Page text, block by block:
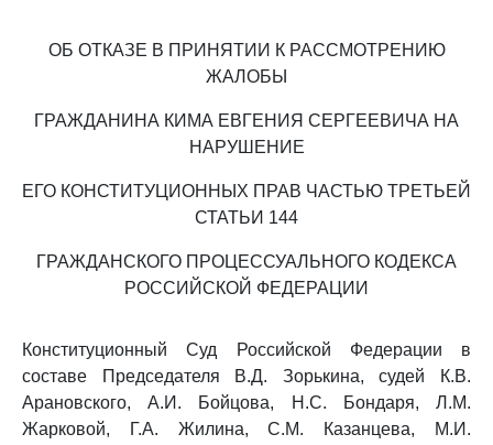
ОБ ОТКАЗЕ В ПРИНЯТИИ К РАССМОТРЕНИЮ
ЖАЛОБЫ
ГРАЖДАНИНА КИМА ЕВГЕНИЯ СЕРГЕЕВИЧА НА
НАРУШЕНИЕ
ЕГО КОНСТИТУЦИОННЫХ ПРАВ ЧАСТЬЮ ТРЕТЬЕЙ
СТАТЬИ 144
ГРАЖДАНСКОГО ПРОЦЕССУАЛЬНОГО КОДЕКСА
РОССИЙСКОЙ ФЕДЕРАЦИИ
Конституционный Суд Российской Федерации в
составе Председателя В.Д. Зорькина, судей К.В.
Арановского, А.И. Бойцова, Н.С. Бондаря, Л.М.
Жарковой, Г.А. Жилина, С.М. Казанцева, М.И.